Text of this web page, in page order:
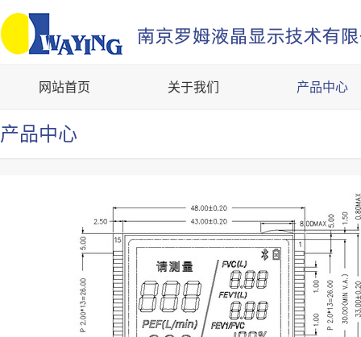
网站首页 关于我们 产品中心
产品中心